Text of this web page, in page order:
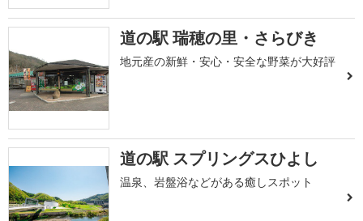
道の駅 瑞穂の里・さらびき
地元産の新鮮・安心・安全な野菜が大好評
道の駅 スプリングスひよし
温泉、岩盤浴などがある癒しスポット